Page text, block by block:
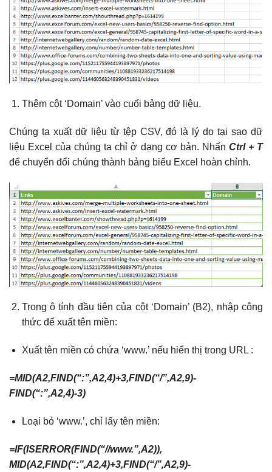
Thêm cột ‘Domain’ vào cuối bảng dữ liệu.
Chúng ta xuất dữ liệu từ tệp CSV, đó là lý do tại sao dữ
liệu Excel của chúng ta chỉ ở dạng cơ bản. Nhấn Ctrl + T
để chuyển đổi chúng thành bảng biểu Excel hoàn chỉnh.
Trong ô tính đầu tiên của cột ‘Domain’ (B2), nhập công
thức để xuất tên miền:
Xuất tên miền có chứa ‘www.’ nếu hiển thị trong URL :
=MID(A2,FIND(“:”,A2,4)+3,FIND(“/”,A2,9)-
FIND(“:”,A2,4)-3)
Loại bỏ ‘www.’, chỉ lấy tên miền:
=IF(ISERROR(FIND(“//www.”,A2)),
MID(A2,FIND(“:”,A2,4)+3,FIND(“/”,A2,9)-